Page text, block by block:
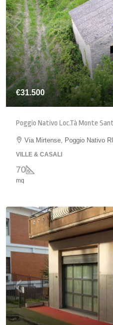
€31.500
Poggio Nativo Loc.tà Monte
Via Mirtense, Poggio Nativo
VILLE & CASALI
70
mq